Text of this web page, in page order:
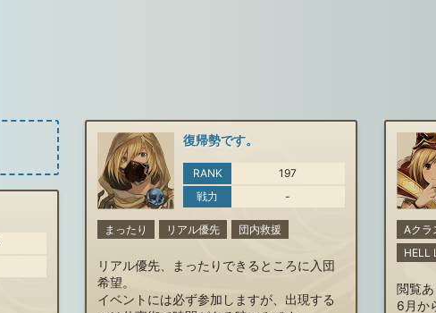
復帰勢です。
RANK
197
戦力
-
まったり リアル優先 団内救援
リアル優先、まったりできるところに入団
希望。
イベントには必ず参加しますが、出現する
Aクラ
HELL
閲覧あ
6月か